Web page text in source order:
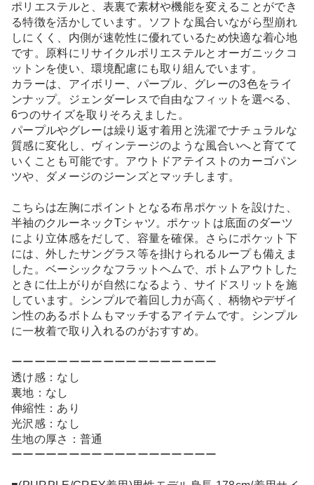
ポリエステルと、表裏で素材や機能を変えることができ
る特徴を活かしています。ソフトな風合いながら型崩れ
しにくく、内側が速乾性に優れているため快適な着心地
です。原料にリサイクルポリエステルとオーガニックコ
ットンを使い、環境配慮にも取り組んでいます。
カラーは、アイボリー、パープル、グレーの3色をライ
ンナップ。ジェンダーレスで自由なフィットを選べる、
6つのサイズを取りそろえました。
パープルやグレーは繰り返す着用と洗濯でナチュラルな
質感に変化し、ヴィンテージのような風合いへと育てて
いくことも可能です。アウトドアテイストのカーゴパン
ツや、ダメージのジーンズとマッチします。
こちらは左胸にポイントとなる布帛ポケットを設けた、
半袖のクルーネックTシャツ。ポケットは底面のダーツ
により立体感をだして、容量を確保。さらにポケット下
には、外したサングラス等を掛けられるループも備えま
した。ベーシックなフラットヘムで、ボトムアウトした
ときに仕上がりが自然になるよう、サイドスリットを施
しています。シンプルで着回し力が高く、柄物やデザイ
ン性のあるボトムもマッチするアイテムです。シンプル
に一枚着で取り入れるのがおすすめ。
ーーーーーーーーーーーーーーーーーー
透け感：なし
裏地：なし
伸縮性：あり
光沢感：なし
生地の厚さ：普通
ーーーーーーーーーーーーーーーーーー